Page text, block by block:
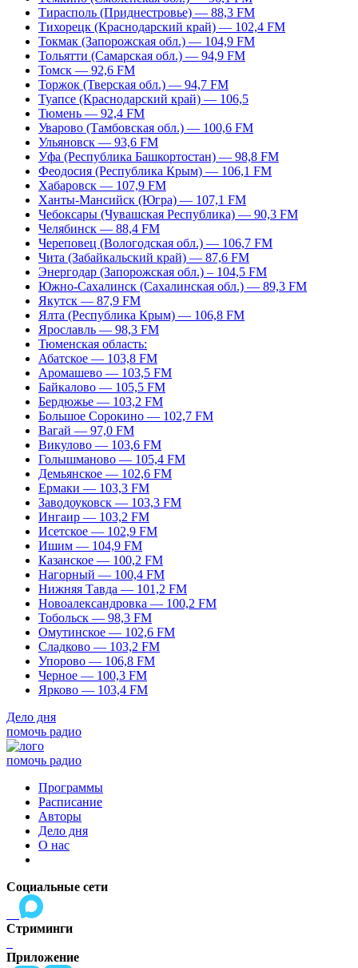
Тирасполь (Приднестровье) — 88,3 FM
Тихорецк (Краснодарский край) — 102,4 FM
Токмак (Запорожская обл.) — 104,9 FM
Тольятти (Самарская обл.) — 94,9 FM
Томск — 92,6 FM
Торжок (Тверская обл.) — 94,7 FM
Туапсе (Краснодарский край) — 106,5
Тюмень — 92,4 FM
Уварово (Тамбовская обл.) — 100,6 FM
Ульяновск — 93,6 FM
Уфа (Республика Башкортостан) — 98,8 FM
Феодосия (Республика Крым) — 106,1 FM
Хабаровск — 107,9 FM
Ханты-Мансийск (Югра) — 107,1 FM
Чебоксары (Чувашская Республика) — 90,3 FM
Челябинск — 88,4 FM
Череповец (Вологодская обл.) — 106,7 FM
Чита (Забайкальский край) — 87,6 FM
Энергодар (Запорожская обл.) – 104,5 FM
Южно-Сахалинск (Сахалинская обл.) — 89,3 FM
Якутск — 87,9 FM
Ялта (Республика Крым) — 106,8 FM
Ярославль — 98,3 FM
Тюменская область:
Абатское — 103,8 FM
Аромашево — 103,5 FM
Байкалово — 105,5 FM
Бердюжье — 103,2 FM
Большое Сорокино — 102,7 FM
Вагай — 97,0 FM
Викулово — 103,6 FM
Голышманово — 105,4 FM
Демьянское — 102,6 FM
Ермаки — 103,3 FM
Заводоуковск — 103,3 FM
Ингаир — 103,2 FM
Исетское — 102,9 FM
Ишим — 104,9 FM
Казанское — 100,2 FM
Нагорный — 100,4 FM
Нижняя Тавда — 101,2 FM
Новоалександровка — 100,2 FM
Тобольск — 98,3 FM
Омутинское — 102,6 FM
Сладково — 103,2 FM
Упорово — 106,8 FM
Черное — 100,3 FM
Ярково — 103,4 FM
Дело дня
помочь радио
помочь радио
Программы
Расписание
Авторы
Дело дня
О нас
Социальные сети
Стриминги
Приложение